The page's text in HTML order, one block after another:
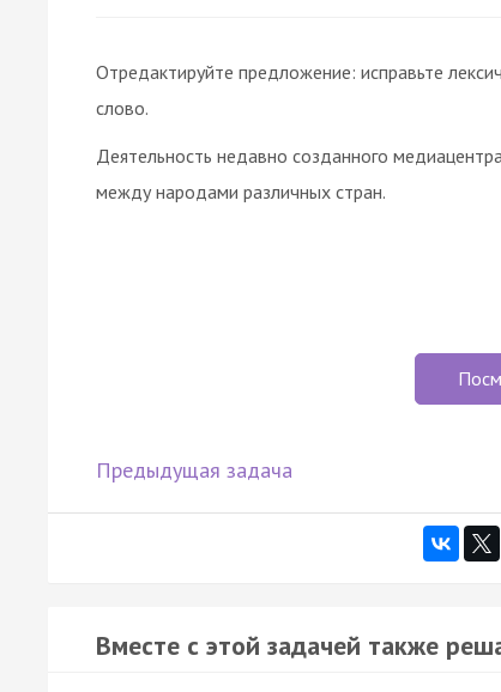
Отредактируйте предложение: исправьте
слово.
Деятельность недавно созданного
между народами различных стран.
Предыдущая задача
Вместе с этой задачей также